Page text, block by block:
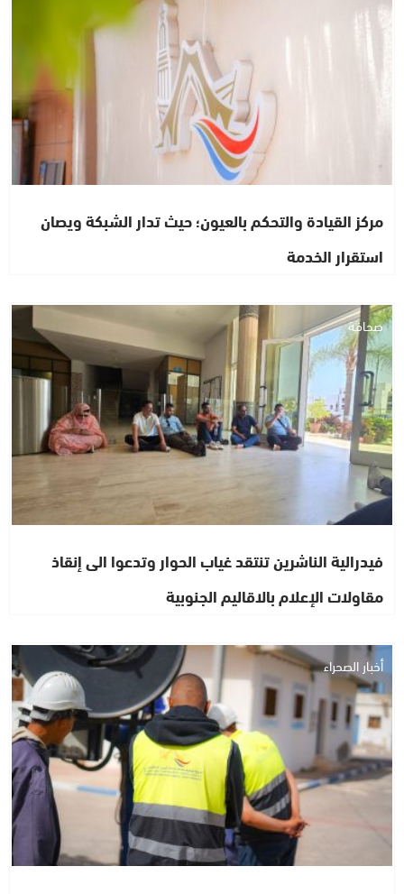
مركز القيادة والتحكم بالعيون؛ حيث تدار الشبكة ويصان
استقرار الخدمة
صحافة
فيدرالية الناشرين تنتقد غياب الحوار وتدعوا الى إنقاذ
مقاولات الإعلام بالاقاليم الجنوبية
أخبار الصحراء